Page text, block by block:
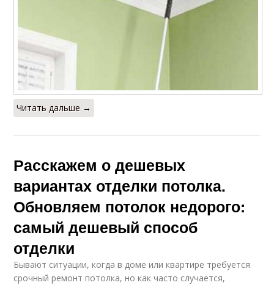
Читать дальше →
Расскажем о дешевых
вариантах отделки потолка.
Обновляем потолок недорого:
самый дешевый способ
отделки
Бывают ситуации, когда в доме или квартире требуется
срочный ремонт потолка, но как часто случается,